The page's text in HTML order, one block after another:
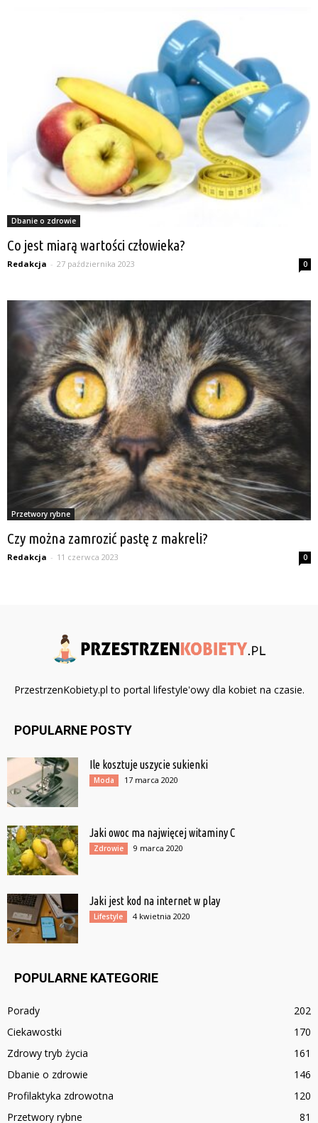
Dbanie o zdrowie
Co jest miarą wartości człowieka?
Redakcja - 27 października 2023 0
Przetwory rybne
Czy można zamrozić pastę z makreli?
Redakcja - 11 czerwca 2023 0
PrzestrzenKobiety.pl to portal lifestyle'owy dla kobiet na czasie.
POPULARNE POSTY
Ile kosztuje uszycie sukienki
Moda 17 marca 2020
Jaki owoc ma najwięcej witaminy C
Zdrowie 9 marca 2020
Jaki jest kod na internet w play
Lifestyle 4 kwietnia 2020
POPULARNE KATEGORIE
Porady
202
Ciekawostki
170
Zdrowy tryb życia
161
Dbanie o zdrowie
146
Profilaktyka zdrowotna
120
Przetwory rybne
81